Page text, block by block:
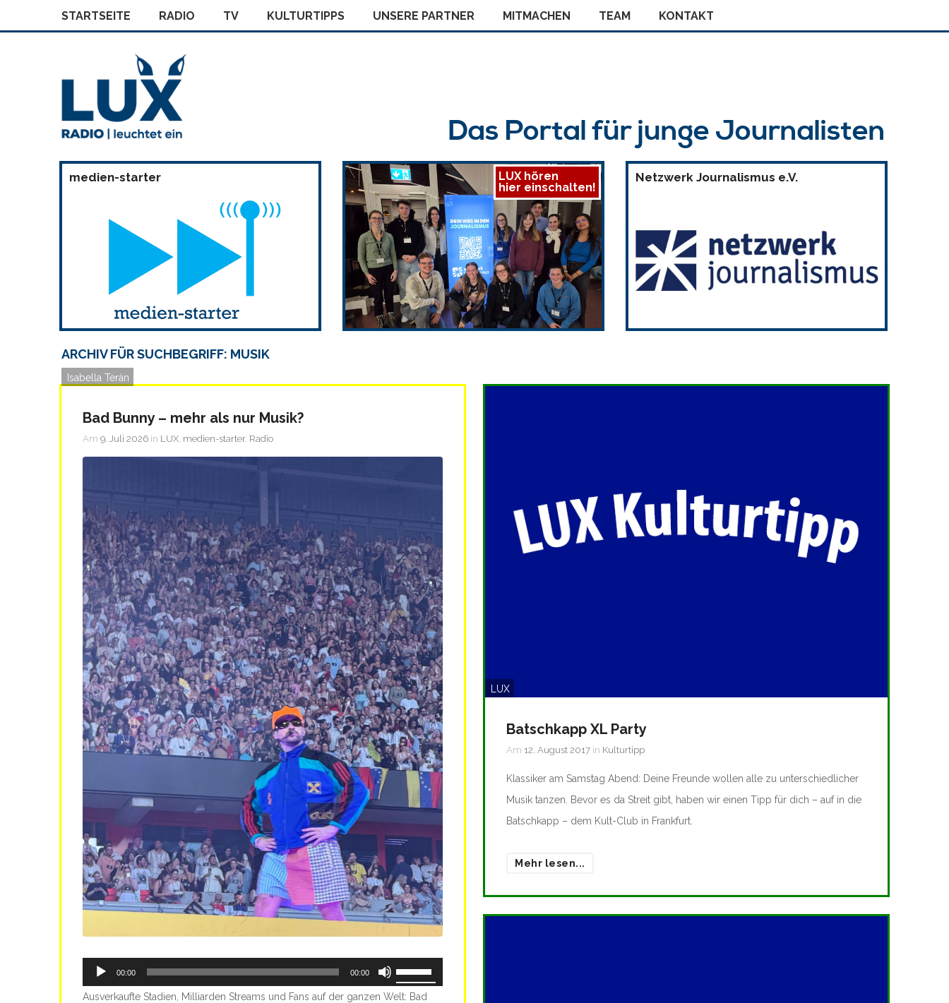
STARTSEITE RADIO TV KULTURTIPPS UNSERE PARTNER MITMACHEN TEAM KONTAKT
Das Portal für junge Journalisten
medien-starter
LUX hören
hier einschalten!
Netzwerk Journalismus e.V.
ARCHIV FÜR SUCHBEGRIFF: MUSIK
Isabella Terán
Bad Bunny – mehr als nur Musik?
Am 9. Juli 2026 in LUX medien-starter, Radio
Audio-
Player
00:00 00:00
Pfeiltasten
Hoch/Runter
Ausverkaufte Stadien, Milliarden Streams und Fans auf der ganzen Welt: Bad
LUX
Batschkapp XL Party
Am 12. August 2017 in Kulturtipp
Klassiker am Samstag Abend: Deine Freunde wollen alle zu unterschiedlicher
Musik tanzen. Bevor es da Streit gibt, haben wir einen Tipp für dich – auf in die
Batschkapp – dem Kult-Club in Frankfurt.
Mehr lesen...